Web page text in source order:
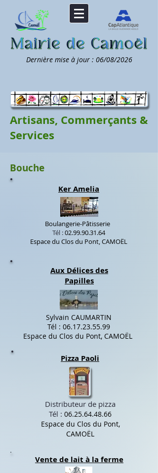
Dernière mise à jour : 06/08/2026
Artisans, Commerçants &
Services
Bouche
Ker Amelia
Boulangerie-Pâtisserie
Tél :02.99.90.31.64
Espace du Clos du Pont, CAMOËL
Aux Délices des
Papilles
Sylvain CAUMARTIN
Tél : 06.17.23.55.99
Espace du Clos du Pont, CAMOËL
Pizza Paoli
Distributeur de pizza
Tél : 06.25.64.48.66
Espace du Clos du Pont,
CAMOËL
Vente de lait à la ferme